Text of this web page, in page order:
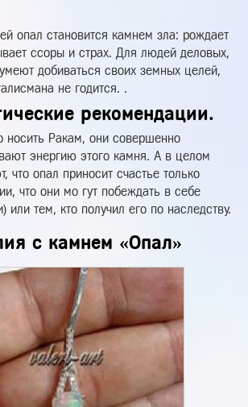
опал становится камнем зла: рождает
ссоры и страх. Для людей деловых,
добиваться своих земных целей,
не годится. .
рекомендации.
носить Ракам, они совершенно
энергию этого камня. А в целом
что опал приносит счастье только
что они мо гут побеждать в себе
или тем, кто получил его по наследству.
с камнем «Опал»